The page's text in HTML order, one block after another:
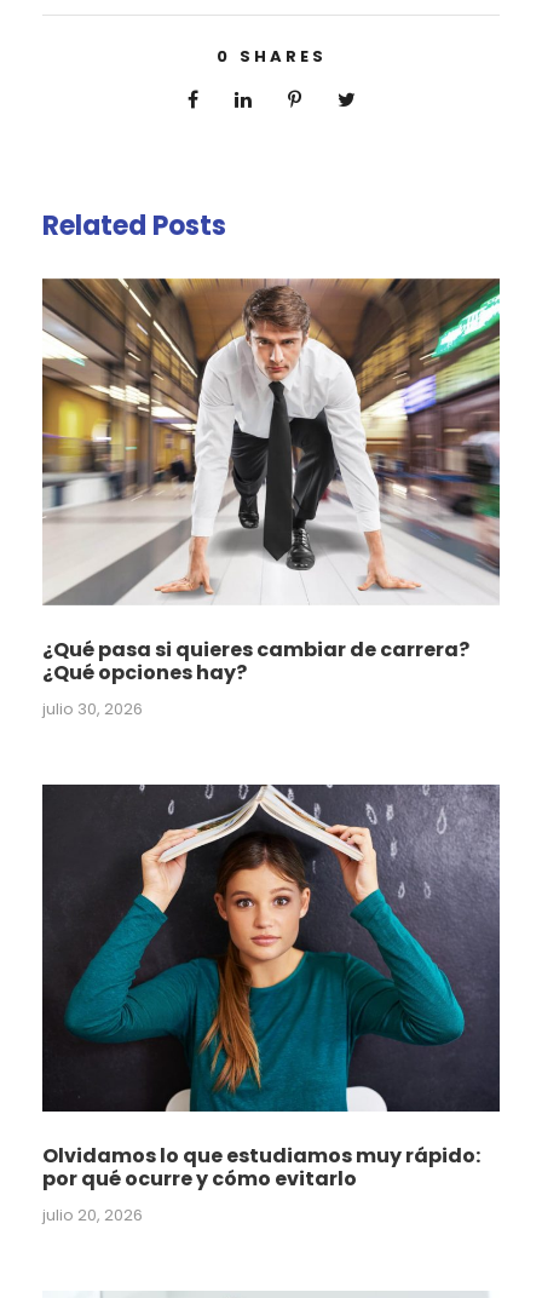
0 SHARES
Related Posts
¿Qué pasa si quieres cambiar de carrera?
¿Qué opciones hay?
julio 30, 2026
Olvidamos lo que estudiamos muy rápido:
por qué ocurre y cómo evitarlo
julio 20, 2026